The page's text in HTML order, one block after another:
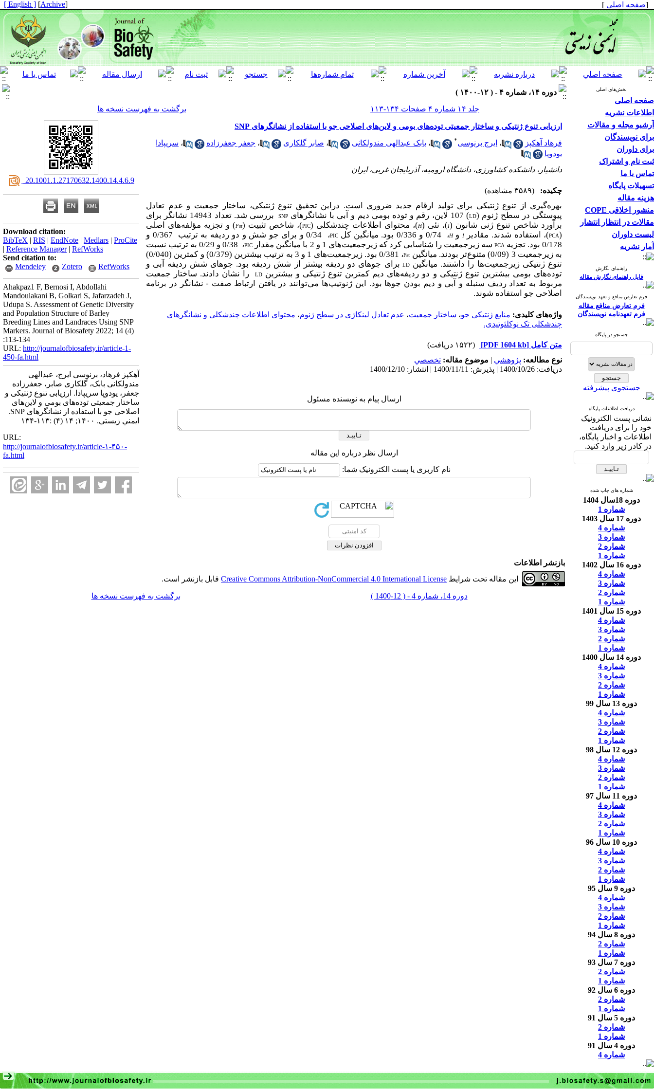
[صفحه اصلی ]
[
Archive
]
[ English ]
بخش‌های اصلی
صفحه اصلی
اطلاعات نشریه
آرشیو مجله و مقالات
برای نویسندگان
برای داوران
ثبت نام و اشتراک
تماس با ما
تسهیلات پایگاه
هزینه مقاله
منشور اخلاقی COPE
مقالات در انتظار انتشار
لیست داوران
آمار نشریه
راهنمای نگارش
فایل راهنمای نگارش مقاله
فرم تعارض منافع و تعهد نویسندگان
فرم تعارض منافع مقاله
فرم تعهدنامه نویسندگان
جستجو در پایگاه
جستجوی پیشرفته
دریافت اطلاعات پایگاه
نشانی پست الکترونیک
خود را برای دریافت
اطلاعات و اخبار پایگاه،
در کادر زیر وارد کنید.
شماره های چاپ شده
دوره 18سال 1404
شماره 1
دوره 17 سال 1403
شماره 4
شماره 3
شماره 2
شماره 1
دوره 16 سال 1402
شماره 4
شماره 3
شماره 2
شماره 1
دوره 15 سال 1401
شماره 4
شماره 3
شماره 2
شماره 1
دوره 14 سال 1400
شماره 4
شماره 3
شماره 2
شماره 1
دوره 13 سال 99
شماره 4
شماره 3
شماره 2
شماره 1
دوره 12 سال 98
شماره 4
شماره 3
شماره 2
شماره 1
دوره 11 سال 97
شماره 4
شماره 3
شماره 2
شماره 1
دوره 10 سال 96
شماره 4
شماره 3
شماره 2
شماره 1
دوره 9 سال 95
شماره 4
شماره 3
شماره 2
شماره 1
دوره 8 سال 94
شماره 2
شماره 1
دوره 7 سال 93
شماره 2
شماره 1
دوره 6 سال 92
شماره 2
شماره 1
دوره 5 سال 91
شماره 2
شماره 1
دوره 4 سال 91
شماره 4
دوره ۱۴، شماره ۴ - ( ۱۲-۱۴۰۰ )
جلد ۱۴ شماره ۴ صفحات ۱۳۴-۱۱۳
برگشت به فهرست نسخه ها
ارزیابی تنوع ژنتیکی و ساختار جمعیتی توده‌های بومی و لاین‌های اصلاحی جو با استفاده از نشانگر‌های SNP
فرهاد آهکپز ، ایرج برنوسی* ، بابک عبدالهی مندولکانی ، صابر گلکاری ، جعفر جعفرزاده ، سریپادا
یودوپا
دانشیار، دانشکده کشاورزی، دانشگاه ارومیه، آذربایجان غربی، ایران
چکیده: (۳۵۸۹ مشاهده)
بهره‌گیری از تنوع ژنتیکی برای تولید ارقام جدید ضروری است. دراین تحقیق تنوع ژنتیکی، ساختار جمعیت و عدم تعادل
پیوستگی در سطح ژنوم (LD) 107 لاین‌، رقم و توده بومی دیم و آبی با نشانگرهای SNP
بررسی شد. تعداد 14943 نشانگر برای
برآورد شاخص تنوع ژنی شانون (I)، نئی (H)، محتوای اطلاعات چندشکلی (PIC
)، شاخص تثبیت (Fst
) و تجزیه مؤلفه‌های اصلی
(
PCA
)، استفاده شدند. مقادیرI وH،0/74 و 0/336 بود. میانگین کل PIC، 0/34
و برای جو شش و دو ردیفه به ترتیب 0/367 و
0/178 بود. تجزیه
PCA سه زیرجمعیت را شناسایی کرد که زیرجمعیت‌های 1 و 2 با میانگین مقدار PIC، 0/38
و 0/29 به ترتیب نسبت
به زیرجمعیت 3 (0/09) متنوع‌تر بودند.
میانگین Fst،
0/381 بود. زیرجمعیت‌های 1 و 3 به ترتیب بیشترین (0/379) و کمترین (0/040)
تنوع ژنتیکی زیرجمعیت‌ها را داشتند. میانگینLD برای جوهای دو ردیفه بیشتر از شش ردیفه بود. جوهای شش ردیفه آبی و
توده‌های بومی بیشترین تنوع ژنتیکی و دو ردیفه‌های دیم کمترین تنوع ژنتیکی و بیشترینLD
را نشان دادند. ساختار جمعیت
مربوط به تعداد ردیف سنبله و آبی و دیم بودن جوها بود. این ژنوتیپ‌ها می‌توانند در یافتن ارتباط صفت - نشانگر در برنامه
اصلاحی جو استفاده شوند.
واژه‌های کلیدی: منابع ژنتیکی جو، ساختار جمعیت، عدم تعادل لینکاژی در سطح ژنوم، محتوای اطلاعات چندشکلی و نشانگرهای
چندشکلی تک نوکلئوتیدی.
متن کامل [PDF 1604 kb]
(۱۵۲۲ دریافت)
نوع مطالعه: پژوهشي | موضوع مقاله: تخصصي
دریافت: 1400/10/26 | پذیرش: 1400/11/11 | انتشار: 1400/12/10
ارسال پیام به نویسنده مسئول
ارسال نظر درباره این مقاله
نام کاربری یا پست الکترونیک شما:
‎ 20.1001.1.27170632.1400.14.4.6.9
Download citation:
BibTeX | RIS | EndNote | Medlars | ProCite
| Reference Manager| RefWorks
Send citation to:
Mendeley
Zotero RefWorks
Ahakpaz1 F, Bernosi I, Abdollahi
Mandoulakani B, Golkari S, Jafarzadeh J,
Udupa S. Assessment of Genetic Diversity
and Population Structure of Barley
Breeding Lines and Landraces Using SNP
Markers. Journal of Biosafety 2022; 14 (4)
:113-134
URL: http://journalofbiosafety.ir/article-1-
450-fa.html
آهکپز فرهاد، برنوسی ایرج، عبدالهی
مندولکانی بابک، گلکاری صابر، جعفرزاده
جعفر، یودوپا سریپادا. ارزیابی تنوع ژنتیکی و
ساختار جمعیتی توده‌های بومی و لاین‌های
اصلاحی جو با استفاده از نشانگر‌های SNP.
ايمني زيستي. ۱۴۰۰; ۱۴ (۴) :۱۱۳-۱۳۴
URL:
http://journalofbiosafety.ir/article-۱-۴۵۰-
fa.html
بازنشر اطلاعات
این مقاله تحت شرایط Creative Commons Attribution-NonCommercial 4.0 International License قابل بازنشر است.
دوره 14، شماره 4 - ( 12-1400 ) برگشت به فهرست نسخه ها